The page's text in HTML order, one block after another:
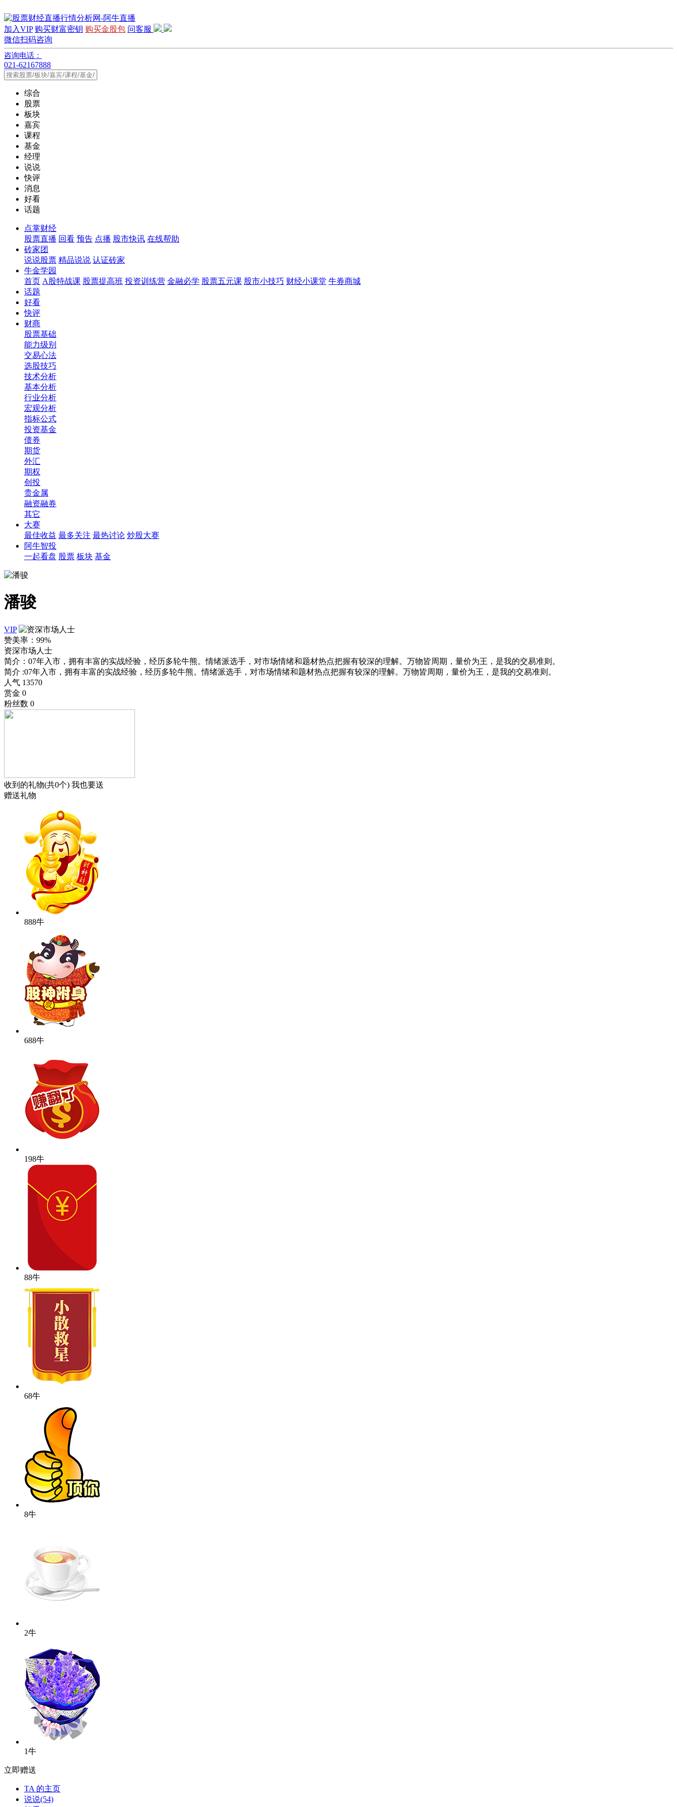
加入VIP 购买财富密钥 购买金股包 问客服
微信扫码咨询
咨询电话：
021-62167888
综合
股票
板块
嘉宾
课程
基金
经理
说说
快评
消息
好看
话题
点掌财经
股票直播 回看 预告 点播 股市快讯 在线帮助
砖家团
说说股票 精品说说 认证砖家
牛金学园
首页 A股特战课 股票提高班 投资训练营 金融必学 股票五元课 股市小技巧 财经小课堂 牛券商城
话题
好看
快评
财商
股票基础
能力级别
交易心法
选股技巧
技术分析
基本分析
行业分析
宏观分析
指标公式
投资基金
债券
期货
外汇
期权
创投
贵金属
融资融券
其它
大赛
最佳收益 最多关注 最热讨论 炒股大赛
阿牛智投
一起看盘 股票 板块 基金
潘骏
VIP
赞美率： 99%
资深市场人士
简介： 07年入市，拥有丰富的实战经验，经历多轮牛熊。情绪派选手，对市场情绪和题材热点把握有较深的理解。万物皆周期，量价为王，是我的交易准则。
简介 :07年入市，拥有丰富的实战经验，经历多轮牛熊。情绪派选手，对市场情绪和题材热点把握有较深的理解。万物皆周期，量价为王，是我的交易准则。
人气 13570
赏金 0
粉丝数 0
收到的礼物(共0个) 我也要送
赠送礼物
888牛
688牛
198牛
88牛
68牛
8牛
2牛
1牛
立即赠送
TA 的主页
说说(54)